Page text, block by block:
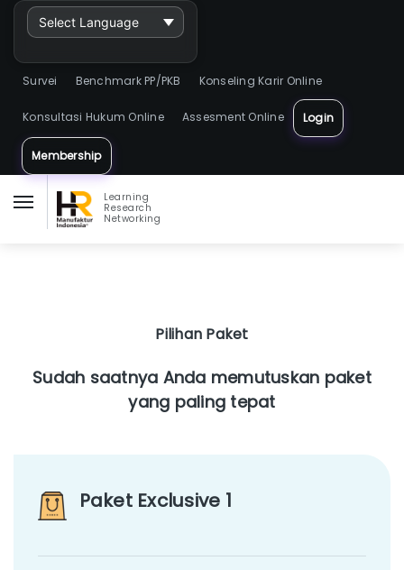
Survei Benchmark PP/PKB Konseling Karir Online
Konsultasi Hukum Online Assesment Online Login
Membership
Learning
Research
Networking
Pilihan Paket
Sudah saatnya Anda memutuskan paket
yang paling tepat
Paket Exclusive 1